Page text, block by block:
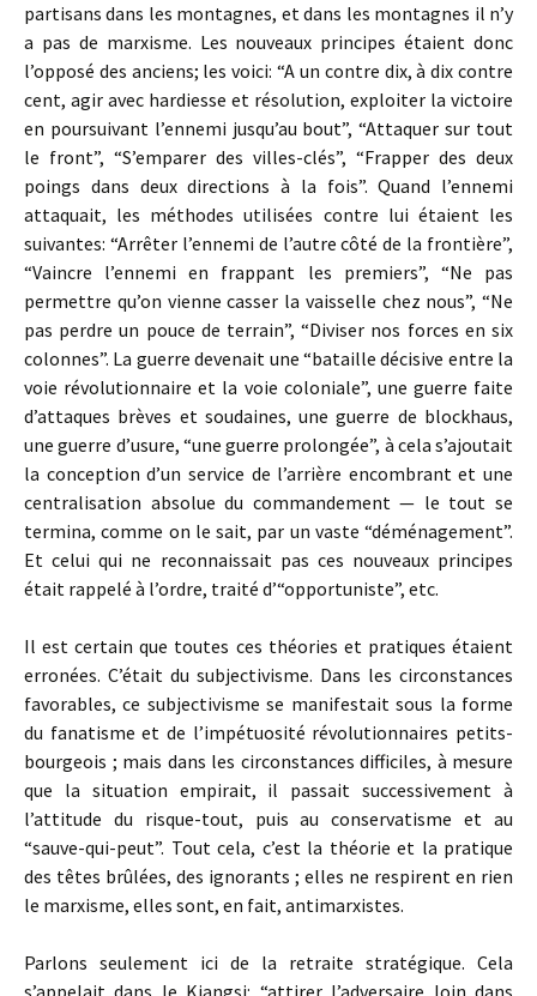
partisans dans les montagnes, et dans les montagnes il n’y
a pas de marxisme. Les nouveaux principes étaient donc
l’opposé des anciens; les voici: “A un contre dix, à dix contre
cent, agir avec hardiesse et résolution, exploiter la victoire
en poursuivant l’ennemi jusqu’au bout”, “Attaquer sur tout
le front”, “S’emparer des villes-clés”, “Frapper des deux
poings dans deux directions à la fois”. Quand l’ennemi
attaquait, les méthodes utilisées contre lui étaient les
suivantes: “Arrêter l’ennemi de l’autre côté de la frontière”,
“Vaincre l’ennemi en frappant les premiers”, “Ne pas
permettre qu’on vienne casser la vaisselle chez nous”, “Ne
pas perdre un pouce de terrain”, “Diviser nos forces en six
colonnes”. La guerre devenait une “bataille décisive entre la
voie révolutionnaire et la voie coloniale”, une guerre faite
d’attaques brèves et soudaines, une guerre de blockhaus,
une guerre d’usure, “une guerre prolongée”, à cela s’ajoutait
la conception d’un service de l’arrière encombrant et une
centralisation absolue du commandement — le tout se
termina, comme on le sait, par un vaste “déménagement”.
Et celui qui ne reconnaissait pas ces nouveaux principes
était rappelé à l’ordre, traité d’“opportuniste”, etc.
Il est certain que toutes ces théories et pratiques étaient
erronées. C’était du subjectivisme. Dans les circonstances
favorables, ce subjectivisme se manifestait sous la forme
du fanatisme et de l’impétuosité révolutionnaires petits-
bourgeois ; mais dans les circonstances difficiles, à mesure
que la situation empirait, il passait successivement à
l’attitude du risque-tout, puis au conservatisme et au
“sauve-qui-peut”. Tout cela, c’est la théorie et la pratique
des têtes brûlées, des ignorants ; elles ne respirent en rien
le marxisme, elles sont, en fait, antimarxistes.
Parlons seulement ici de la retraite stratégique. Cela
s’appelait dans le Kiangsi: “attirer l’adversaire loin dans